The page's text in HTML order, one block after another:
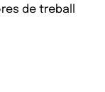
de treball